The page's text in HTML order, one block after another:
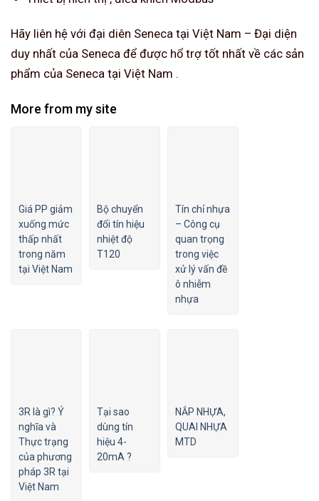
Hãy liên hệ với đại diên Seneca tại Việt Nam – Đại diện
duy nhất của Seneca để được hổ trợ tốt nhất về các sản
phẩm của Seneca tại Việt Nam .
More from my site
Giá PP giảm
xuống mức
thấp nhất
trong năm
tại Việt Nam
Bộ chuyển
đổi tín hiệu
nhiệt độ
T120
Tín chỉ nhựa
– Công cụ
quan trọng
trong việc
xử lý vấn đề
ô nhiễm
nhựa
3R là gì? Ý
nghĩa và
Thực trạng
của phương
pháp 3R tại
Việt Nam
Tại sao
dùng tín
hiệu 4-
20mA ?
NẮP NHỰA,
QUAI NHỰA
MTD